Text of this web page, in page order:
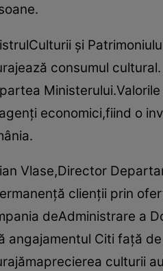
şi
consumul
economici,fiind o
Vlase,Director
clienţii prin
deAdministrare a
angajamentul Citi faţă
culturii